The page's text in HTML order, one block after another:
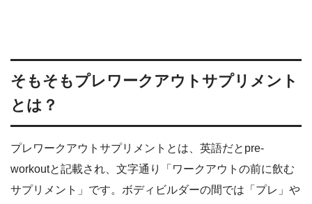
そもそもプレワークアウトサプリメント
とは？
プレワークアウトサプリメントとは、英語だとpre-
workoutと記載され、文字通り「ワークアウトの前に飲む
サプリメント」です。ボディビルダーの間では「プレ」や